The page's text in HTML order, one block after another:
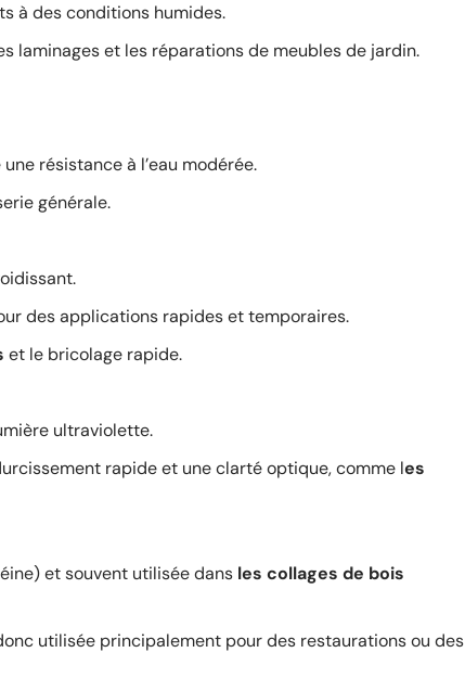
à des conditions humides.
laminages et les réparations de meubles de jardin.
résistance à l’eau modérée.
générale.
des applications rapides et temporaires.
et le bricolage rapide.
ultraviolette.
rapide et une clarté optique, comme les
et souvent utilisée dans les collages de bois
utilisée principalement pour des restaurations ou des